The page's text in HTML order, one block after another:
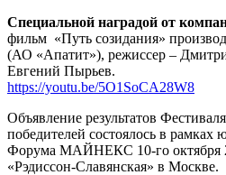
Специальной наградой от
фильм «Путь созидания»
(АО «Апатит»), режиссер –
Евгений Пырьев.
https://youtu.be/5O1SoCA28W8
Объявление результатов
победителей состоялось в
Форума МАЙНЕКС 10-го октября
«Рэдиссон-Славянская» в Москве.